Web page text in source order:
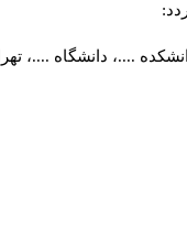
....، دانشگاه ....،